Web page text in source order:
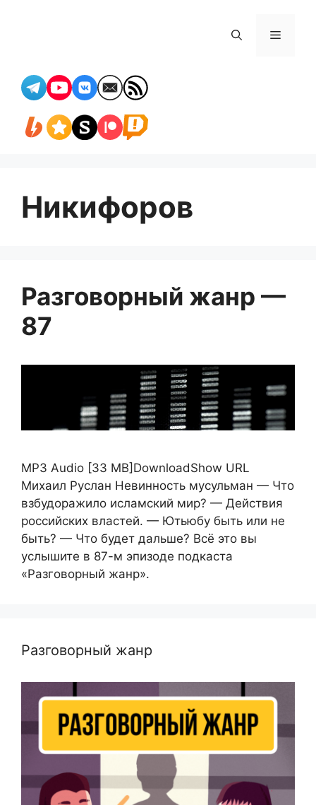
Меню
Никифоров
Разговорный жанр —
87
MP3 Audio [33 MB]DownloadShow URL
Михаил Руслан Невинность мусульман — Что
взбудоражило исламский мир? — Действия
российских властей. — Ютьюбу быть или не
быть? — Что будет дальше? Всё это вы
услышите в 87-м эпизоде подкаста
«Разговорный жанр».
Разговорный жанр